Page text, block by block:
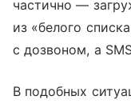
частично —
из «белого
с дозвоном, а
В подобных